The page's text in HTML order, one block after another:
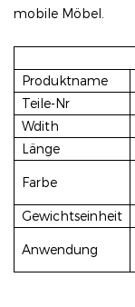
mobile Möbel.
Produktname
Teile-Nr
Wdith
Länge
Farbe
Gewichtseinheit
Anwendung